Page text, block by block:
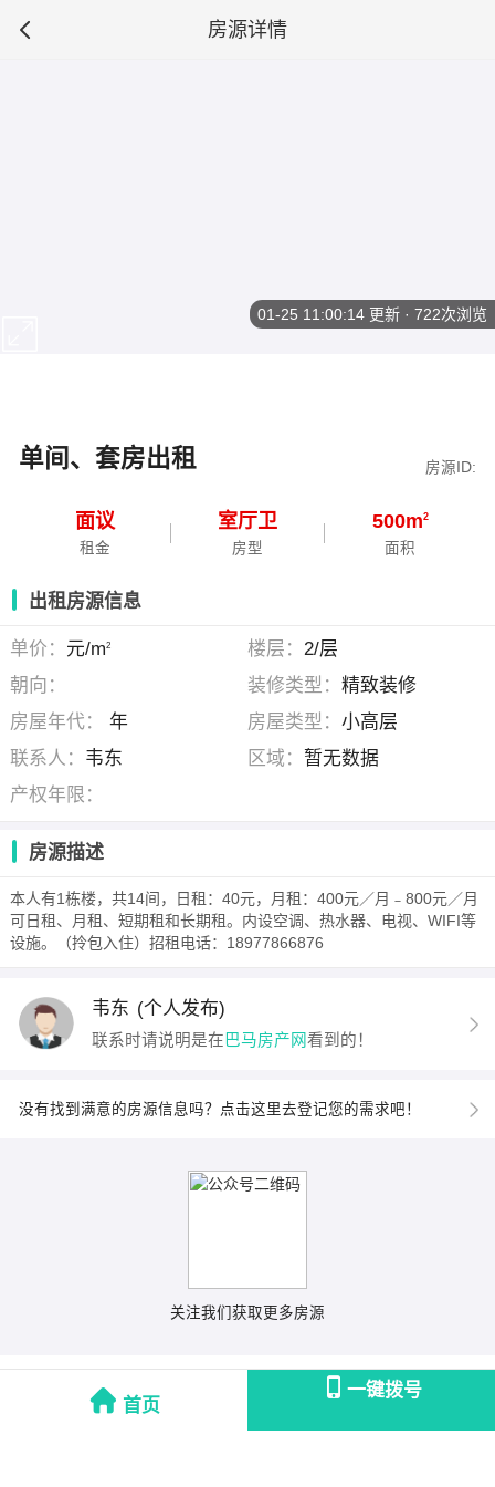
房源详情
单间、套房出租 房源ID:
面议
租金
室厅卫
房型
500m2
面积
首页
一键拨号
01-25 11:00:14 更新 · 722次浏览
出租房源信息
单价： 元/m2 楼层： 2/层
朝向：
装修类型： 精致装修
房屋年代：
年 房屋类型： 小高层
联系人： 韦东 区域： 暂无数据
产权年限：
房源描述
本人有1栋楼，共14间，日租：40元，月租：400元／月﹣800元／月
可日租、月租、短期租和长期租。内设空调、热水器、电视、WIFI等
设施。（拎包入住）招租电话：18977866876
韦东 (个人发布)
联系时请说明是在 巴马房产网看到的！
没有找到满意的房源信息吗？点击这里去登记您的需求吧！
关注我们获取更多房源